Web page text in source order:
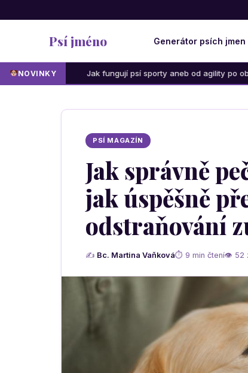
Psí jméno Generátor psích jmen
NOVINKY
Jak fungují psí sporty aneb od agility po obedience: Která
PSÍ MAGAZÍN
Jak správně
jak úspěšně
odstraňování
✍ Bc. Martina Vaňková⏱ 9 min čtení👁 52